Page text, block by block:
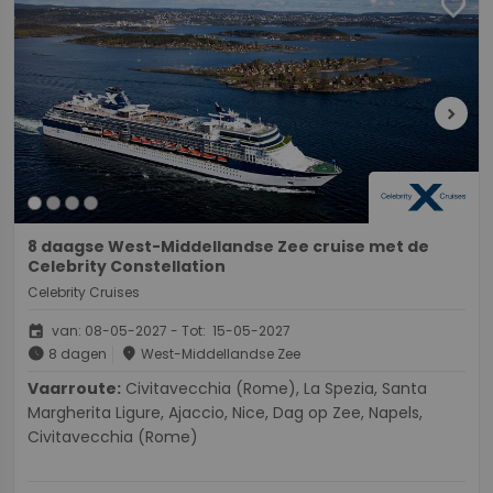
chevron_right
8 daagse West-Middellandse Zee cruise met de
Celebrity Constellation
Celebrity Cruises
event van: 08-05-2027 - Tot: 15-05-2027
schedule 8 dagen place West-Middellandse Zee
Vaarroute:
Margherita Ligure, Ajaccio, Nice, Dag op Zee, Napels,
Civitavecchia (Rome)